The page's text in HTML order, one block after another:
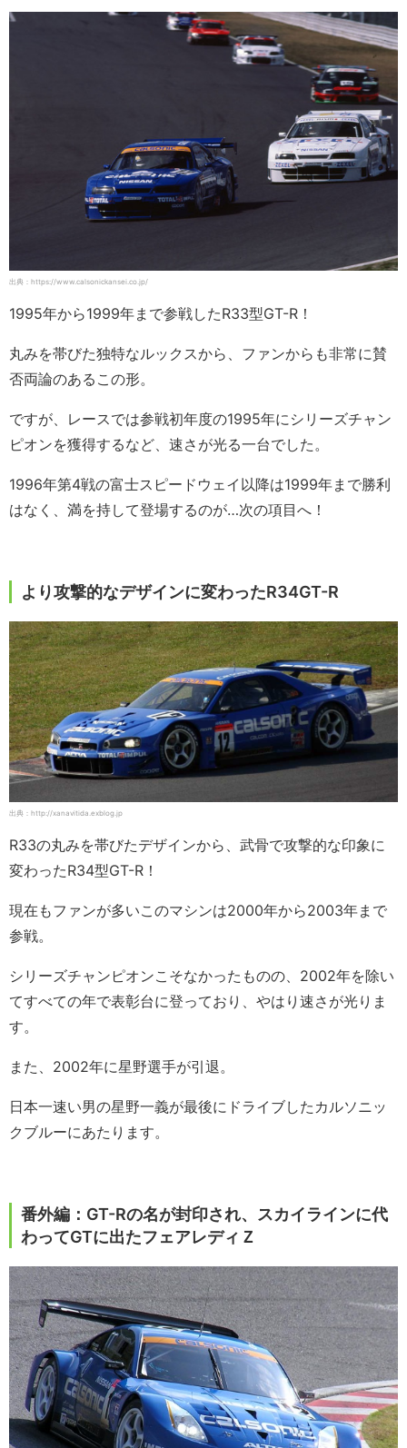
出典：https://www.calsonickansei.co.jp/
1995年から1999年まで参戦したR33型GT-R！
丸みを帯びた独特なルックスから、ファンからも非常に賛
否両論のあるこの形。
ですが、レースでは参戦初年度の1995年にシリーズチャン
ピオンを獲得するなど、速さが光る一台でした。
1996年第4戦の富士スピードウェイ以降は1999年まで勝利
はなく、満を持して登場するのが…次の項目へ！
より攻撃的なデザインに変わったR34GT-R
出典：http://xanavitida.exblog.jp
R33の丸みを帯びたデザインから、武骨で攻撃的な印象に
変わったR34型GT-R！
現在もファンが多いこのマシンは2000年から2003年まで
参戦。
シリーズチャンピオンこそなかったものの、2002年を除い
てすべての年で表彰台に登っており、やはり速さが光りま
す。
また、2002年に星野選手が引退。
日本一速い男の星野一義が最後にドライブしたカルソニッ
クブルーにあたります。
番外編：GT-Rの名が封印され、スカイラインに代
わってGTに出たフェアレディＺ